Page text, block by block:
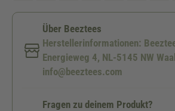
Über Beeztees
Herstellerinformationen:
Energieweg 4, NL-5145 NW
info@beeztees.com
Fragen zu deinem Produkt?